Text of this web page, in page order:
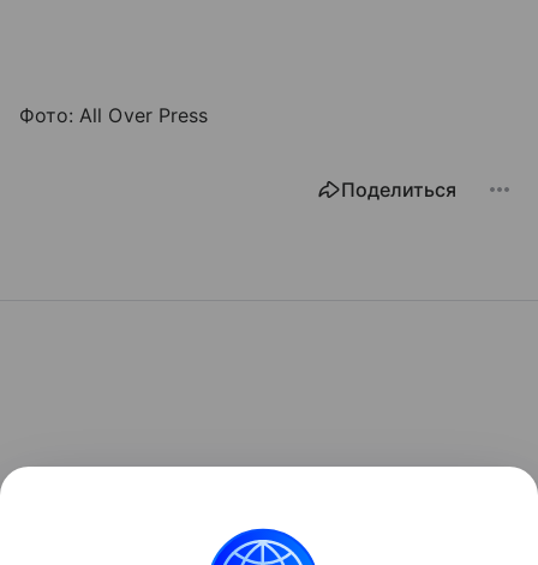
Фото: All Over Press
Поделиться